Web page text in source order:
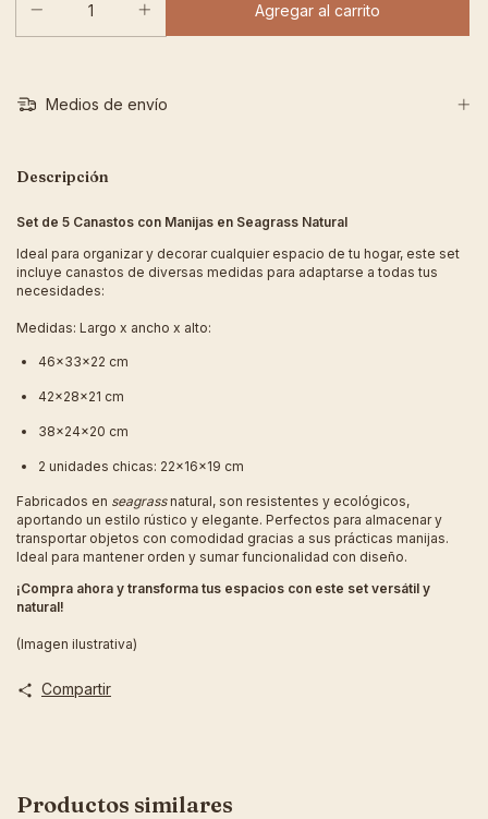
Medios de envío
Descripción
Set de 5 Canastos con Manijas en Seagrass Natural
Ideal para organizar y decorar cualquier espacio de tu hogar, este set
incluye canastos de diversas medidas para adaptarse a todas tus
necesidades:
Medidas: Largo x ancho x alto:
46x33x22 cm
42x28x21 cm
38x24x20 cm
2 unidades chicas: 22x16x19 cm
Fabricados en seagrassnatural, son resistentes y ecológicos,
aportando un estilo rústico y elegante. Perfectos para almacenar y
transportar objetos con comodidad gracias a sus prácticas manijas.
Ideal para mantener orden y sumar funcionalidad con diseño.
¡Compra ahora y transforma tus espacios con este set versátil y
natural!
(Imagen ilustrativa)
Compartir
Productos similares